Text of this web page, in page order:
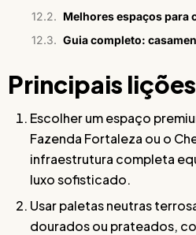
Principais
Escolher um espaço
Fazenda Fortaleza ou o
infraestrutura completa
luxo sofisticado.
Usar paletas neutras
dourados ou prateados,